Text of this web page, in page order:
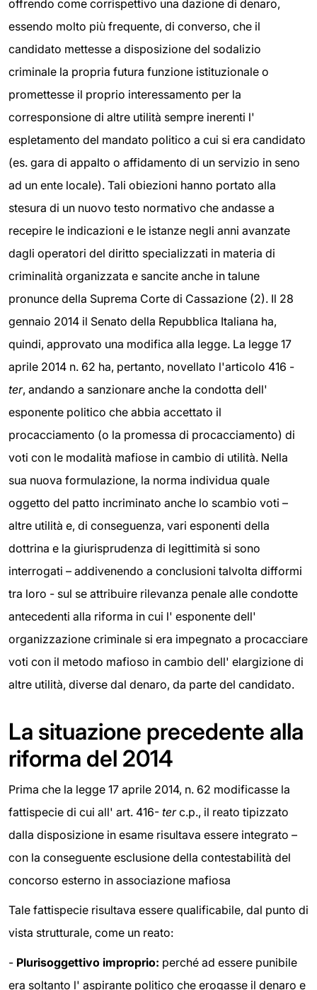
offrendo come corrispettivo una dazione di denaro,
essendo molto più frequente, di converso, che il
candidato mettesse a disposizione del sodalizio
criminale la propria futura funzione istituzionale o
promettesse il proprio interessamento per la
corresponsione di altre utilità sempre inerenti l'
espletamento del mandato politico a cui si era candidato
(es. gara di appalto o affidamento di un servizio in seno
ad un ente locale). Tali obiezioni hanno portato alla
stesura di un nuovo testo normativo che andasse a
recepire le indicazioni e le istanze negli anni avanzate
dagli operatori del diritto specializzati in materia di
criminalità organizzata e sancite anche in talune
pronunce della Suprema Corte di Cassazione (2). Il 28
gennaio 2014 il Senato della Repubblica Italiana ha,
quindi, approvato una modifica alla legge. La legge 17
aprile 2014 n. 62 ha, pertanto, novellato l'articolo 416 -
ter, andando a sanzionare anche la condotta dell'
esponente politico che abbia accettato il
procacciamento (o la promessa di procacciamento) di
voti con le modalità mafiose in cambio di utilità. Nella
sua nuova formulazione, la norma individua quale
oggetto del patto incriminato anche lo scambio voti –
altre utilità e, di conseguenza, vari esponenti della
dottrina e la giurisprudenza di legittimità si sono
interrogati – addivenendo a conclusioni talvolta difformi
tra loro - sul se attribuire rilevanza penale alle condotte
antecedenti alla riforma in cui l' esponente dell'
organizzazione criminale si era impegnato a procacciare
voti con il metodo mafioso in cambio dell' elargizione di
altre utilità, diverse dal denaro, da parte del candidato.
La situazione precedente alla
riforma del 2014
Prima che la legge 17 aprile 2014, n. 62 modificasse la
fattispecie di cui all' art. 416- terc.p., il reato tipizzato
dalla disposizione in esame risultava essere integrato –
con la conseguente esclusione della contestabilità del
concorso esterno in associazione mafiosa
Tale fattispecie risultava essere qualificabile, dal punto di
vista strutturale, come un reato:
- Plurisoggettivo improprio: perché ad essere punibile
era soltanto l' aspirante politico che erogasse il denaro e